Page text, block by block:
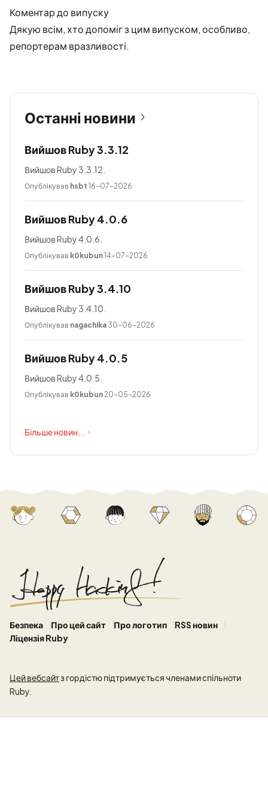
Коментар до випуску
Дякую всім, хто допоміг з цим випуском, особливо,
репортерам вразливості.
Останні новини
Вийшов Ruby 3.3.12
Вийшов Ruby 3.3.12.
Опублікував hsbt 16-07-2026
Вийшов Ruby 4.0.6
Вийшов Ruby 4.0.6.
Опублікував k0kubun14-07-2026
Вийшов Ruby 3.4.10
Вийшов Ruby 3.4.10.
Опублікував nagachika 30-06-2026
Вийшов Ruby 4.0.5
Вийшов Ruby 4.0.5.
Опублікував k0kubun20-05-2026
Більше новин...
Безпека Про цей сайт Про логотип
RSS новин
Ліцензія Ruby
Цей вебсайтз гордістю підтримується членами спільноти
Ruby.